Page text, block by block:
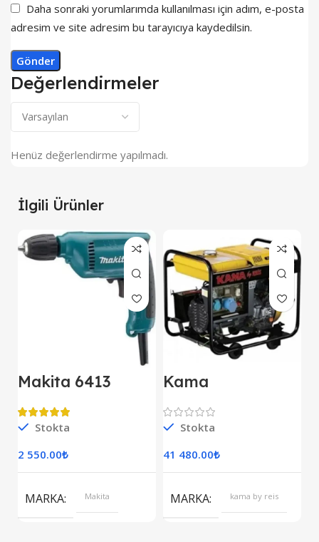
Değerlendirmeler
Henüz değerlendirme yapılmadı.
Daha sonraki yorumlarımda kullanılması için adım, e-posta
adresim ve site adresim bu tarayıcıya kaydedilsin.
İlgili Ürünler
Makita 6413
Stokta
2 550.00₺
MARKA Makita
Kama
Kipor Dizel
Jeneratör Marşlı
Monofaze
Stokta
41 480.00₺
MARKA kama by reis